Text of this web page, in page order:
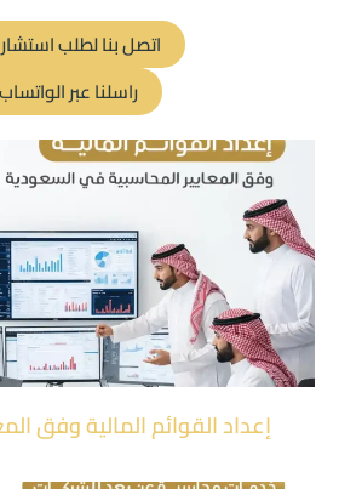
اتصل بنا لطلب
راسلنا عبر الواتساب
إعداد القوائم المالية وفق